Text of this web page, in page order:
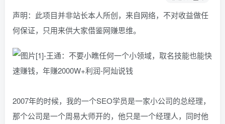
声明：此项目并非站长本人所创，来自网络，不对收益做任
何保证，只用来供大家借鉴网赚思维。
2007年的时候，我的一个SEO学员是一家小公司的总经理，
那个公司是一个周易大师开的，他只是一个经理人，同时他